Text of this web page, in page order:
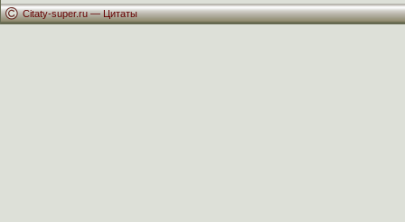
Citaty-super.ru —Цитаты